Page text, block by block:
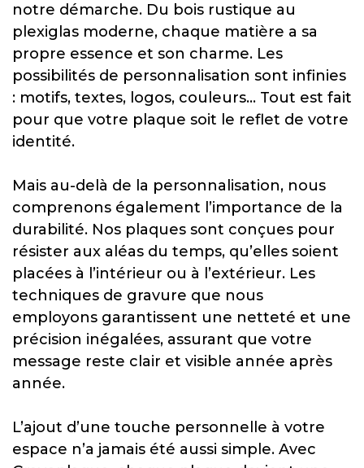
notre démarche. Du bois rustique au
plexiglas moderne, chaque matière a sa
propre essence et son charme. Les
possibilités de personnalisation sont infinies
: motifs, textes, logos, couleurs… Tout est fait
pour que votre plaque soit le reflet de votre
identité.
Mais au-delà de la personnalisation, nous
comprenons également l’importance de la
durabilité. Nos plaques sont conçues pour
résister aux aléas du temps, qu’elles soient
placées à l’intérieur ou à l’extérieur. Les
techniques de gravure que nous
employons garantissent une netteté et une
précision inégalées, assurant que votre
message reste clair et visible année après
année.
L’ajout d’une touche personnelle à votre
espace n’a jamais été aussi simple. Avec